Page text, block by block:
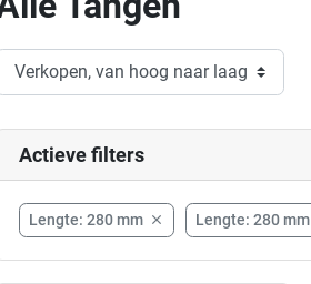
Actieve filters
Lengte: 280 mm  Lengte: 280 mm